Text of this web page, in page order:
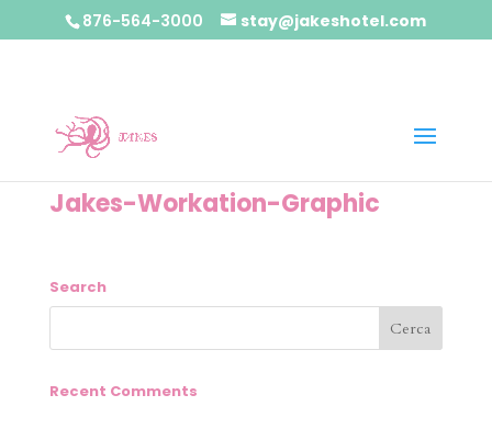
876-564-3000 stay@jakeshotel.com
Jakes-Workation-Graphic
Search
Recent Comments